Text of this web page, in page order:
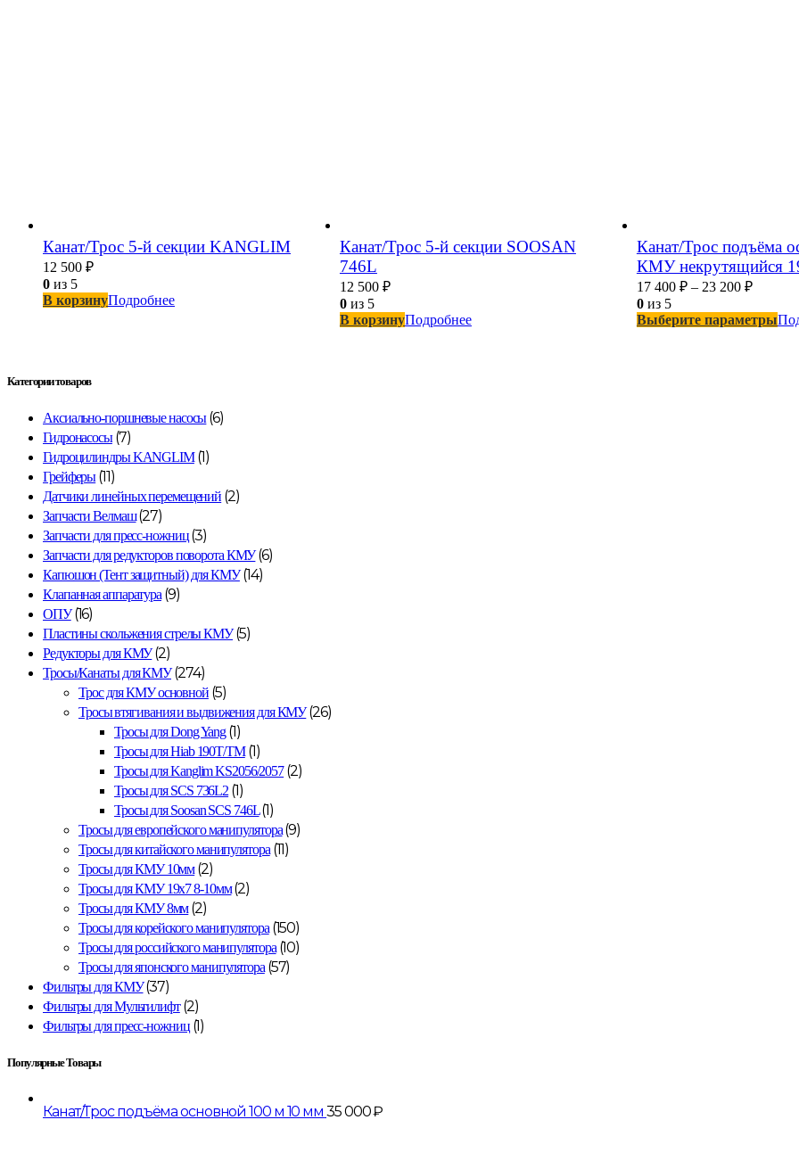
В корзинуПодробнее
Канат/Трос 5-й секции KANGLIM
12 500 ₽
0 из 5
В корзинуПодробнее
Канат/Трос 5-й секции SOOSAN
746L
12 500 ₽
0из 5
Выберите параметры
Канат/Трос подъёма
КМУ некрутящийся
17 400 ₽– 23 200 ₽
0из 5
Категории товаров
Аксиально-поршневые насосы (6)
Гидронасосы (7)
Гидроцилиндры KANGLIM (1)
Грейферы (11)
Датчики линейных перемещений (2)
Запчасти Велмаш (27)
Запчасти для пресс-ножниц (3)
Запчасти для редукторов поворота КМУ (6)
Капюшон (Тент защитный) для КМУ (14)
Клапанная аппаратура (9)
ОПУ (16)
Пластины скольжения стрелы КМУ (5)
Редукторы для КМУ (2)
Тросы/Канаты для КМУ (274)
Трос для КМУ основной (5)
Тросы втягивания и выдвижения для КМУ (26)
Тросы для Dong Yang (1)
Тросы для Hiab 190T/ТМ (1)
Тросы для Kanglim KS2056/2057 (2)
Тросы для SCS 736L2 (1)
Тросы для Soosan SCS 746L (1)
Тросы для европейского манипулятора (9)
Тросы для китайского манипулятора (11)
Тросы для КМУ 10мм (2)
Тросы для КМУ 19х7 8-10мм (2)
Тросы для КМУ 8мм (2)
Тросы для корейского манипулятора (150)
Тросы для российского манипулятора (10)
Тросы для японского манипулятора (57)
Фильтры для КМУ (37)
Фильтры для Мультилифт (2)
Фильтры для пресс-ножниц (1)
Популярные Товары
Канат/Трос подъёма основной 100 м 10 мм 35 000₽